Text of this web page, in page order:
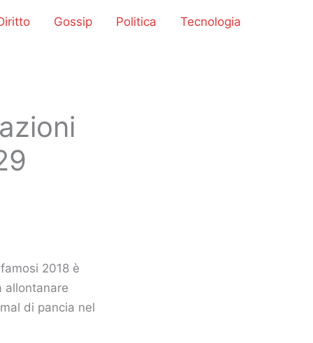
Gossip Politica
Tecnologia
2018 è
allontanare
di pancia nel